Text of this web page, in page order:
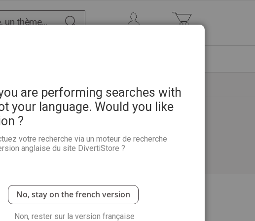
are performing searches with
your language. Would you like
?
votre recherche via un moteur de recherche
anglaise du site DivertiStore ?
No, stay on the french version
Non, rester sur la version française